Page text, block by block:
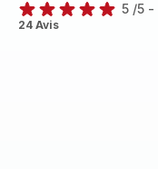
Avis
5 /5 -
24 Avis